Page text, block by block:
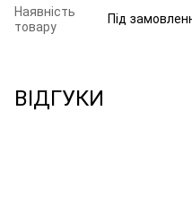
Наявність
товару
Під
ВІДГУКИ